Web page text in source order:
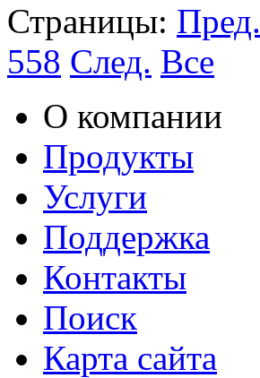
Страницы: Пред.
558 След. Все
О компании
Продукты
Услуги
Поддержка
Контакты
Поиск
Карта сайта